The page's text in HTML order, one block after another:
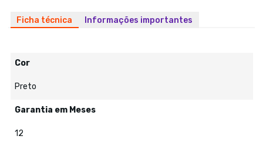
Ficha técnica Informações importantes
Cor
Preto
Garantia em Meses
12